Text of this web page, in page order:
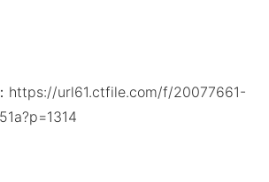
https://url61.ctfile.com/f/20077661-